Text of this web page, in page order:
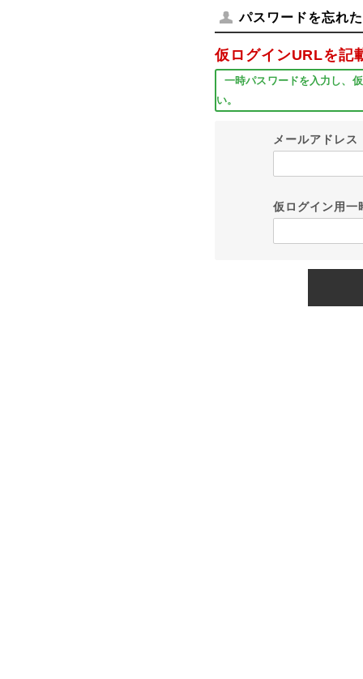
パスワードを忘れ
仮ログインURLを記
一時パスワードを入力し、
い。
メールアドレス
仮ログイン用一